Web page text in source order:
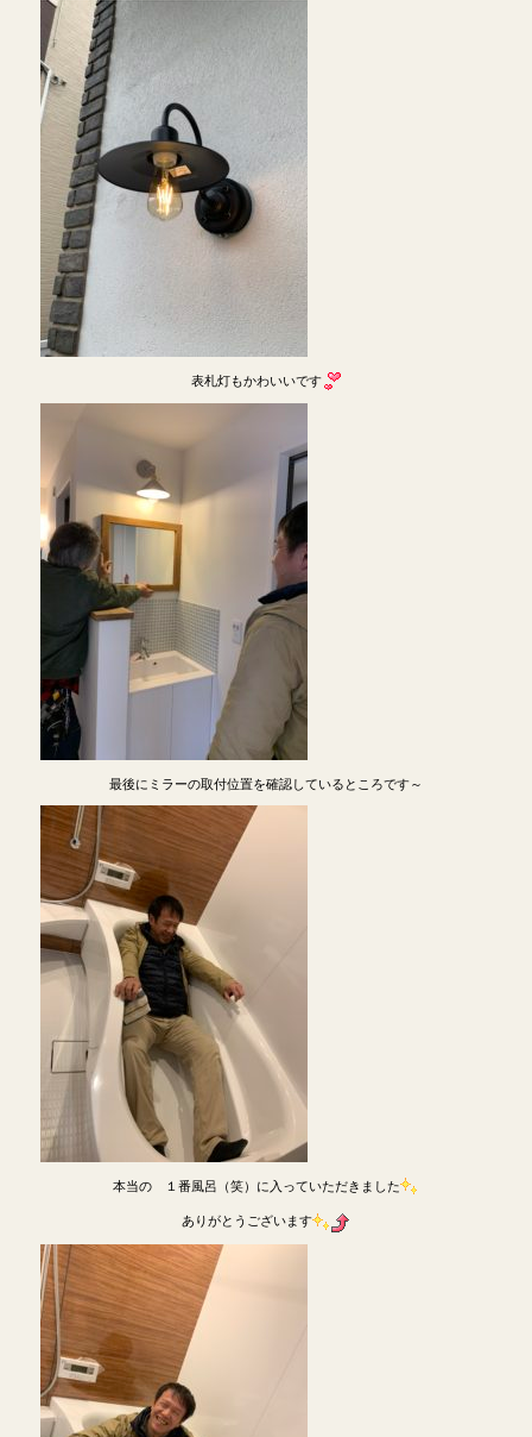
表札灯もかわいいです
最後にミラーの取付位置を確認しているところです～
本当の １番風呂（笑）に入っていただきました
ありがとうございます